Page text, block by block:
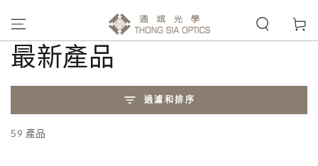
物
車
收
藏:
最新產品
過濾和排序
59 產品